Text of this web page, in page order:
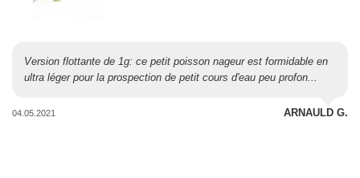
Version flottante de 1g: ce petit poisson nageur est formidable en
ultra léger pour la prospection de petit cours d'eau peu profon...
04.05.2021 ARNAULD G.